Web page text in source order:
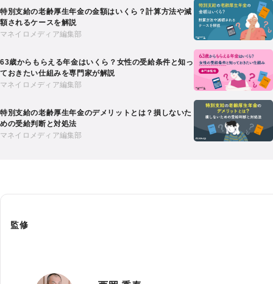
特別支給の老齢厚生年金の金額はいくら？計算方法や減
額されるケースを解説
マネイロメディア編集部
63歳からもらえる年金はいくら？女性の受給条件と知っ
ておきたい仕組みを専門家が解説
マネイロメディア編集部
特別支給の老齢厚生年金のデメリットとは？損しないた
めの受給判断と対処法
マネイロメディア編集部
監修